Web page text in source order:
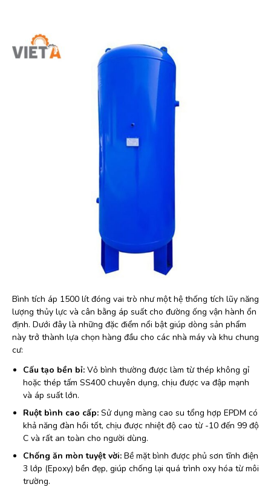
Bình tích áp 1500 lít đóng vai trò như một hệ thống tích lũy năng
lượng thủy lực và cân bằng áp suất cho đường ống vận hành ổn
định. Dưới đây là những đặc điểm nổi bật giúp dòng sản phẩm
này trở thành lựa chọn hàng đầu cho các nhà máy và khu chung
cư:
Cấu tạo bền bỉ: Vỏ bình thường được làm từ thép không gỉ
hoặc thép tấm SS400 chuyên dụng, chịu được va đập mạnh
và áp suất lớn.
Ruột bình cao cấp: Sử dụng màng cao su tổng hợp EPDM có
khả năng đàn hồi tốt, chịu được nhiệt độ cao từ -10 đến 99 độ
C và rất an toàn cho người dùng.
Chống ăn mòn tuyệt vời: Bề mặt bình được phủ sơn tĩnh điện
3 lớp (Epoxy) bền đẹp, giúp chống lại quá trình oxy hóa từ môi
trường.